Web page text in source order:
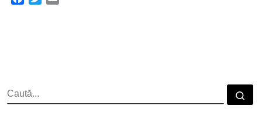
k
CĂUTARE